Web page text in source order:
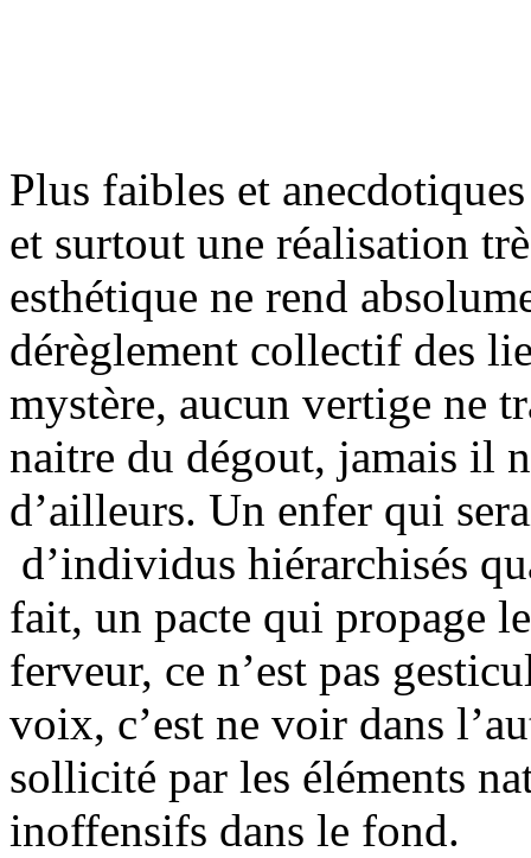
Plus faibles et
et surtout une réalisation
esthétique ne rend
dérèglement collectif des
mystère, aucun vertige ne
naitre du dégout, jamais il
d’ailleurs. Un enfer qui
d’individus hiérarchisés
fait, un pacte qui propage
ferveur, ce n’est pas
voix, c’est ne voir dans
sollicité par les éléments
inoffensifs dans le fond.